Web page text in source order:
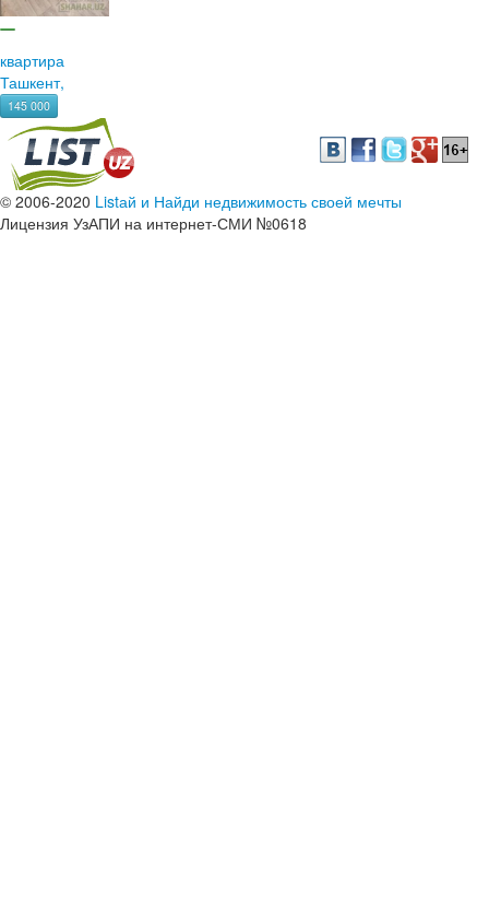
квартира
Ташкент,
145 000
© 2006-2020 Listай и Найди недвижимость своей мечты
Лицензия УзАПИ на интернет-СМИ №0618